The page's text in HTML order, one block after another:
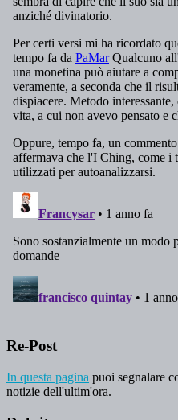
Re-Post
In questa pagina puoi segnalare
notizie dell'ultim'ora.